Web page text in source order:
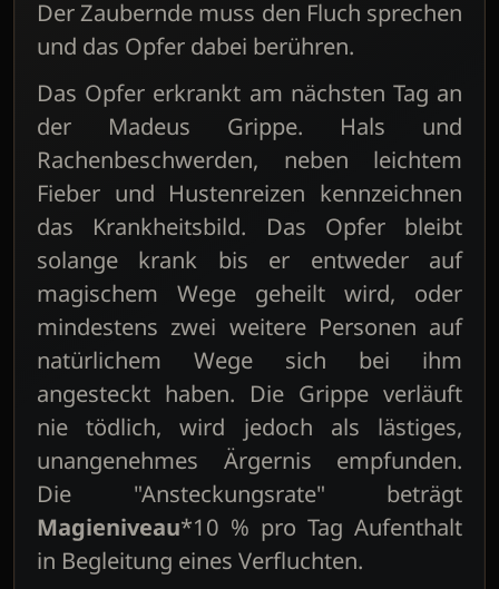
Der Zaubernde muss den Fluch sprechen
und das Opfer dabei berühren.
Das Opfer erkrankt am nächsten Tag an
der Madeus Grippe. Hals und
Rachenbeschwerden, neben leichtem
Fieber und Hustenreizen kennzeichnen
das Krankheitsbild. Das Opfer bleibt
solange krank bis er entweder auf
magischem Wege geheilt wird, oder
mindestens zwei weitere Personen auf
natürlichem Wege sich bei ihm
angesteckt haben. Die Grippe verläuft
nie tödlich, wird jedoch als lästiges,
unangenehmes Ärgernis empfunden.
Die "Ansteckungsrate" beträgt
Magieniveau*10 % pro Tag Aufenthalt
in Begleitung eines Verfluchten.